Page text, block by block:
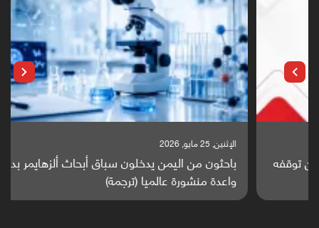
باحثون من اليمن يدخلون سباق أبحاث ألزهايمر بدراسة
واعدة منشورة عالميا (ترجمة)